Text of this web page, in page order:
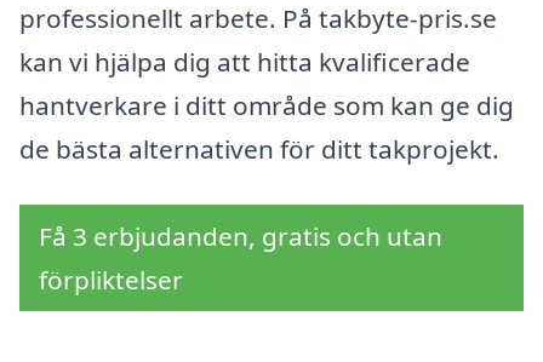
professionellt arbete. På takbyte-pris.se
kan vi hjälpa dig att hitta kvalificerade
hantverkare i ditt område som kan ge dig
de bästa alternativen för ditt takprojekt.
Få 3 erbjudanden, gratis och utan
förpliktelser